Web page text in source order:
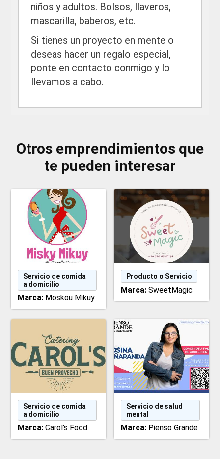
niños y adultos. Bolsos, llaveros,
mascarilla, baberos, etc.
Si tienes un proyecto en mente o
deseas hacer un regalo especial,
ponte en contacto conmigo y lo
llevamos a cabo.
Otros emprendimientos que
te pueden interesar
Servicio de comida
a domicilio
Marca: Moskou Mikuy
Producto o Servicio
Marca:SweetMagic
Servicio de comida
a domicilio
Marca:Carol’s Food
Servicio de salud
mental
Marca: Pienso Grande